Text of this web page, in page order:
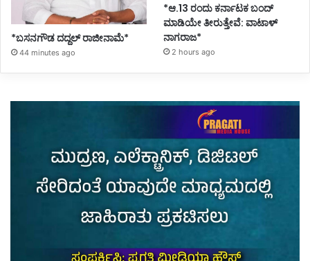
*ಬಸನಗೌಡ ದದ್ದಲ್‌ ರಾಜೀನಾಮೆ*
44 minutes ago
*ಆ.13 ರಂದು ಕರ್ನಾಟಕ ಬಂದ್
ಮಾಡಿಯೇ ತೀರುತ್ತೇವೆ: ವಾಟಾಳ್
ನಾಗರಾಜ*
2 hours ago